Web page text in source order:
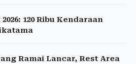
120 Ribu Kendaraan
Ramai Lancar, Rest Area